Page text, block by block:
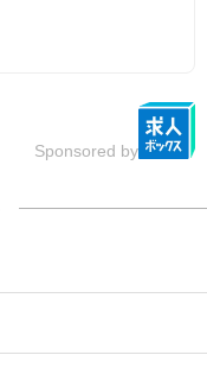
Sponsored by